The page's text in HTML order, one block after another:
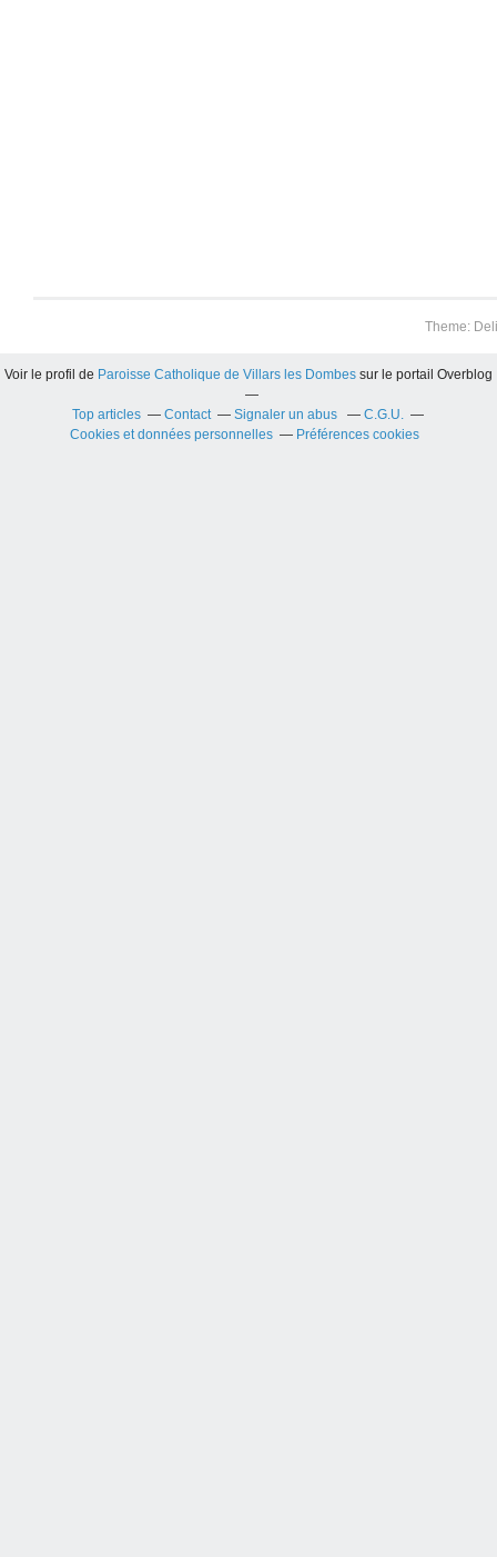
Theme:
Voir le profil de Paroisse Catholique de Villars les Dombes sur le portail Overblog
Top articles Contact Signaler un abus
C.G.U.
Cookies et données personnelles
Préférences cookies